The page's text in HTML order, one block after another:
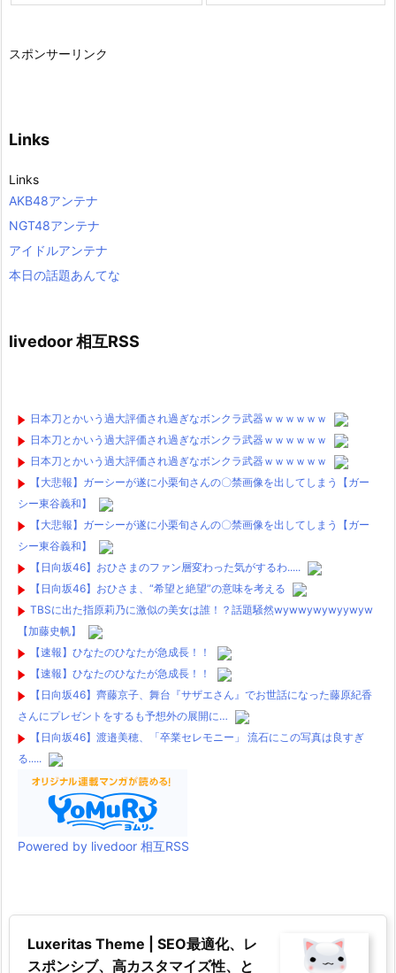
スポンサーリンク
Links
Links
AKB48アンテナ
NGT48アンテナ
アイドルアンテナ
本日の話題あんてな
livedoor 相互RSS
日本刀とかいう過大評価され過ぎなボンクラ武器ｗｗｗｗｗｗ
日本刀とかいう過大評価され過ぎなボンクラ武器ｗｗｗｗｗｗ
日本刀とかいう過大評価され過ぎなボンクラ武器ｗｗｗｗｗｗ
【大悲報】ガーシーが遂に小栗旬さんの〇禁画像を出してしまう【ガー
シー東谷義和】
【大悲報】ガーシーが遂に小栗旬さんの〇禁画像を出してしまう【ガー
シー東谷義和】
【日向坂46】おひさまのファン層変わった気がするわ.....
【日向坂46】おひさま、“希望と絶望”の意味を考える
TBSに出た指原莉乃に激似の美女は誰！？話題騒然wywwywywyywyw
【加藤史帆】
【速報】ひなたのひなたが急成長！！
【速報】ひなたのひなたが急成長！！
【日向坂46】齊藤京子、舞台『サザエさん』でお世話になった藤原紀香
さんにプレゼントをするも予想外の展開に…
【日向坂46】渡邉美穂、「卒業セレモニー」 流石にこの写真は良すぎ
る.....
Powered by livedoor 相互RSS
Luxeritas Theme | SEO最適化、レ
スポンシブ、高カスタマイズ性、と